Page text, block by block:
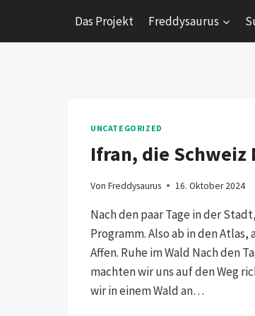
springen
Das Projekt Freddysaurus
UNCATEGORIZED
Ifran, die Schweiz
Von Freddysaurus 16. Oktober 2024
Nach den paar Tage in der
Programm. Also ab in den
Affen. Ruhe im Wald Nach den
machten wir uns auf den Weg
wir in einem Wald an…